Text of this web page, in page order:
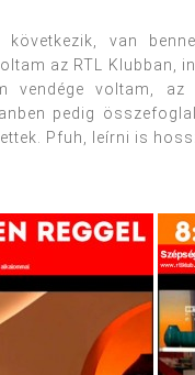
következik, van
az RTL Klubban,
vendége voltam,
pedig
Pfuh, leírni is